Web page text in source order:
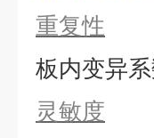
重复性
板内变异
灵敏度